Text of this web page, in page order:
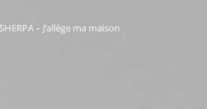
– J’allège ma maison